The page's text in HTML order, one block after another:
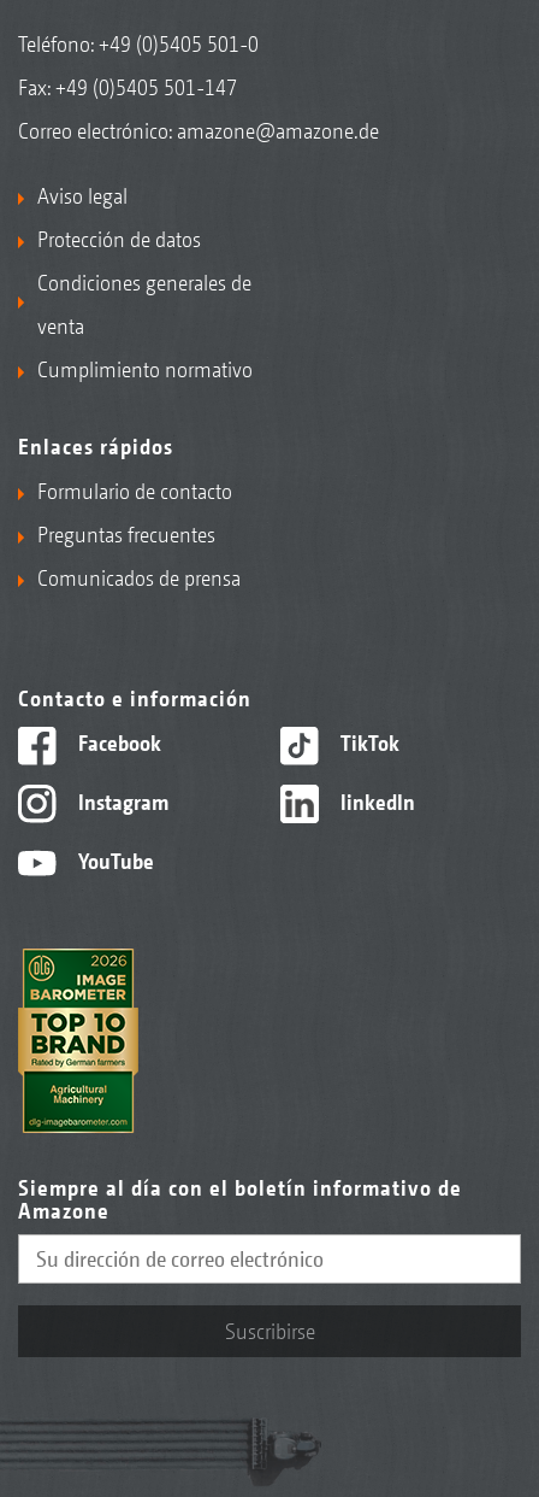
Teléfono:+49 (0)5405 501-0
Fax: +49 (0)5405 501-147
Correo electrónico: amazone@amazone.de
Aviso legal
Protección de datos
Condiciones generales de
venta
Cumplimiento normativo
Enlaces rápidos
Formulario de contacto
Preguntas frecuentes
Comunicados de prensa
Contacto e información
Facebook
Instagram
YouTube
TikTok
linkedIn
Siempre al día con el boletín informativo de
Amazone
Suscribirse